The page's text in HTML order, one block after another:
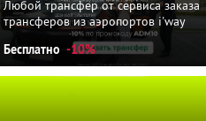
Любой трансфер от сервиса заказа
трансферов из аэропортов i'way
Бесплатно -10%